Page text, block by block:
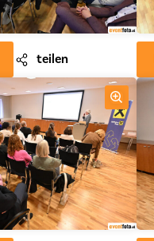
teilen